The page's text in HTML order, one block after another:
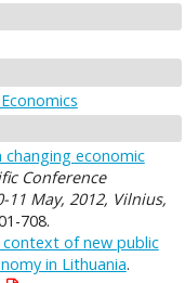
changing economic
Conference
11 May, 2012, Vilnius,
708.
context of new public
in Lithuania.